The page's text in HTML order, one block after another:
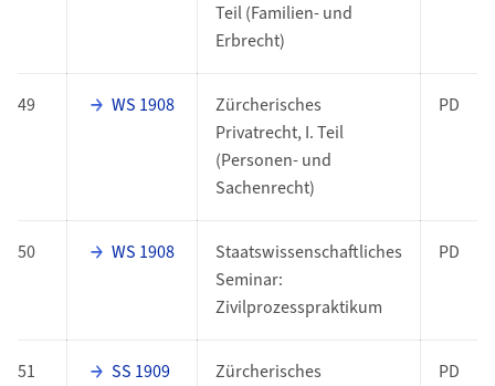
Teil (Familien- und
Erbrecht)
49 WS 1908
Zürcherisches
Privatrecht, I. Teil
(Personen- und
Sachenrecht)
PD
50 WS 1908
Staatswissenschaftliches
Seminar:
Zivilprozesspraktikum
PD
51 SS 1909
Zürcherisches
PD